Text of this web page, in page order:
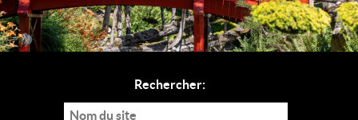
Rechercher: